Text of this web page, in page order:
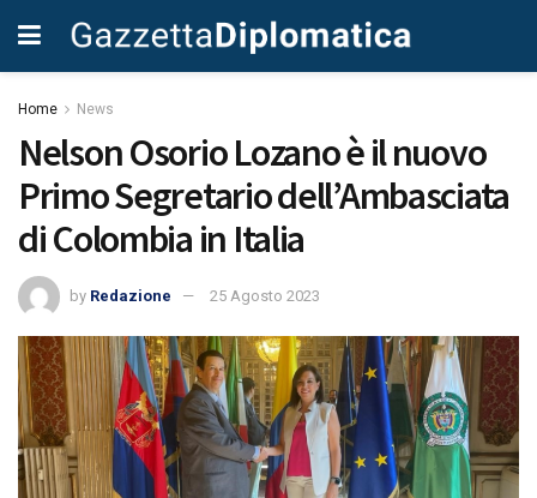
Home News
Nelson Osorio Lozano è il nuovo
Primo Segretario dell’Ambasciata
di Colombia in Italia
by Redazione 25 Agosto 2023